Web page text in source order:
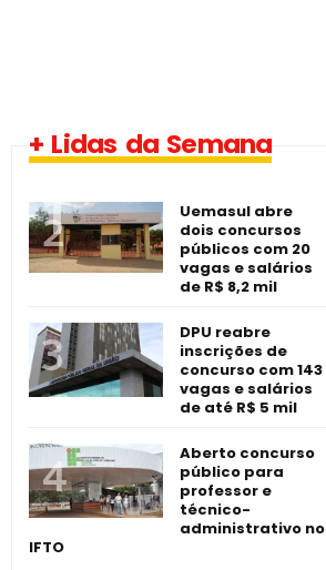
+ Lidas da Semana
-­ Imperatriz/MA
Uemasul abre
dois concursos
públicos com 20
vagas e salários
de R$ 8,2 mil
DPU reabre
inscrições de
concurso com 143
vagas e salários
de até R$ 5 mil
Aberto concurso
público para
professor e
técnico-
administrativo no
IFTO